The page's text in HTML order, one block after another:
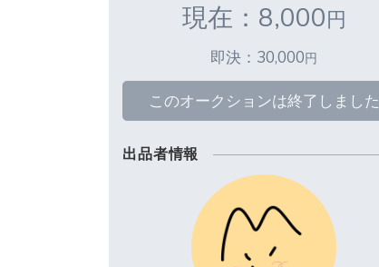
現在：8,000円
即決：30,000円
このオークションは終了しました
出品者情報